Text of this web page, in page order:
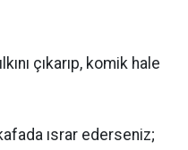
çıkarıp, komik hale
ısrar ederseniz;